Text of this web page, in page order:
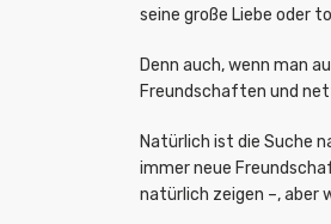
seine große Liebe oder
Denn auch, wenn man
Freundschaften und
Natürlich ist die Suche
immer neue
natürlich zeigen –, aber